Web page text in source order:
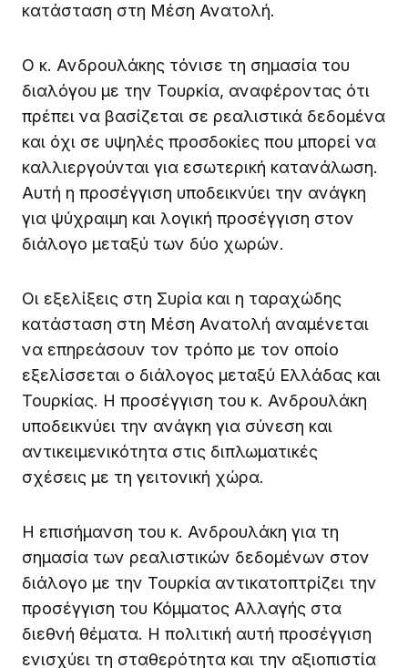
κατάσταση στη Μέση Ανατολή.
Ο κ. Ανδρουλάκης τόνισε τη σημασία του
διαλόγου με την Τουρκία, αναφέροντας ότι
πρέπει να βασίζεται σε ρεαλιστικά δεδομένα
και όχι σε υψηλές προσδοκίες που μπορεί να
καλλιεργούνται για εσωτερική κατανάλωση.
Αυτή η προσέγγιση υποδεικνύει την ανάγκη
για ψύχραιμη και λογική προσέγγιση στον
διάλογο μεταξύ των δύο χωρών.
Οι εξελίξεις στη Συρία και η ταραχώδης
κατάσταση στη Μέση Ανατολή αναμένεται
να επηρεάσουν τον τρόπο με τον οποίο
εξελίσσεται ο διάλογος μεταξύ Ελλάδας και
Τουρκίας. Η προσέγγιση του κ. Ανδρουλάκη
υποδεικνύει την ανάγκη για σύνεση και
αντικειμενικότητα στις διπλωματικές
σχέσεις με τη γειτονική χώρα.
Η επισήμανση του κ. Ανδρουλάκη για τη
σημασία των ρεαλιστικών δεδομένων στον
διάλογο με την Τουρκία αντικατοπτρίζει την
προσέγγιση του Κόμματος Αλλαγής στα
διεθνή θέματα. Η πολιτική αυτή προσέγγιση
ενισχύει τη σταθερότητα και την αξιοπιστία